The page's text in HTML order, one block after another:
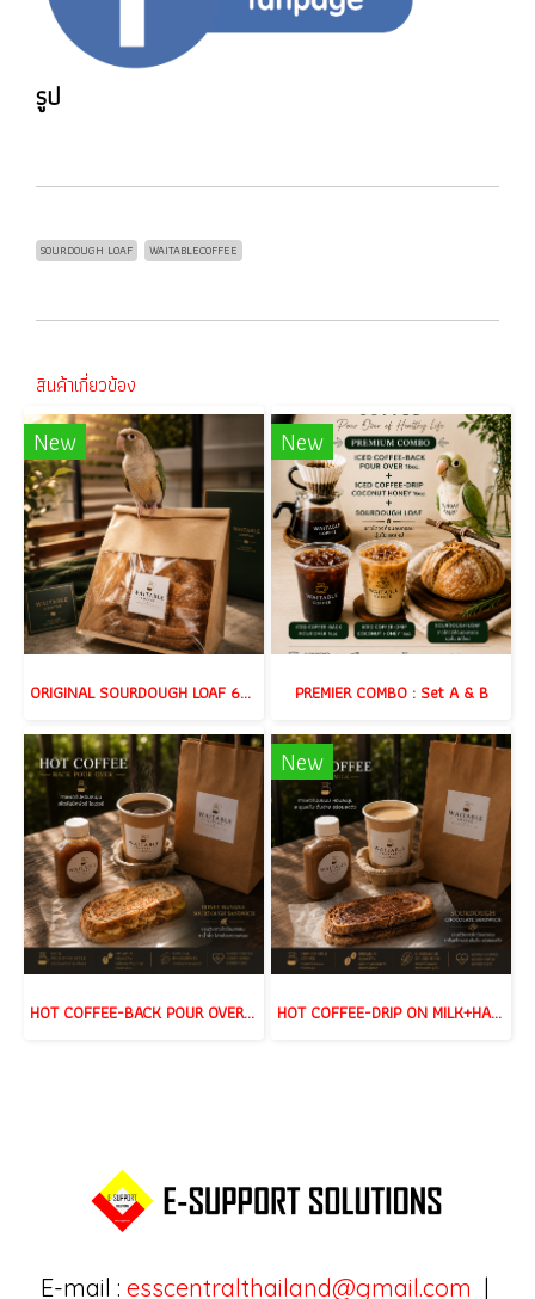
รูป
SOURDOUGH LOAF WAITABLECOFFEE
สินค้าเกี่ยวข้อง
New
ORIGINAL SOURDOUGH LOAF 650g.
New
PREMIER COMBO : Set A & B
HOT COFFEE-BACK POUR OVER+HONEY BANANA SOURDOUGH
New
HOT COFFEE-DRIP ON MILK+HAZELNUT CHOCOLATE SOURDOUG
E-mail : esscentralthailand@gmail.com |